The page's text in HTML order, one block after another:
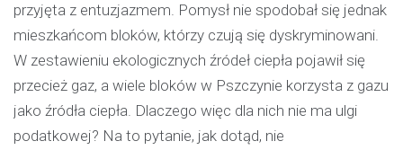
przyjęta z entuzjazmem. Pomysł nie spodobał się jednak
mieszkańcom bloków, którzy czują się dyskryminowani.
W zestawieniu ekologicznych źródeł ciepła pojawił się
przecież gaz, a wiele bloków w Pszczynie korzysta z gazu
jako źródła ciepła. Dlaczego więc dla nich nie ma ulgi
podatkowej? Na to pytanie, jak dotąd, nie